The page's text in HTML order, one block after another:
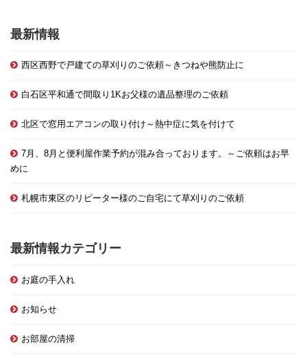
最新情報
西区西野で戸建ての草刈りのご依頼～きつねや熊防止に
白石区平和通で間取り1Kお父様の遺品整理のご依頼
北区で窓用エアコンの取り付け～熱中症に気を付けて
7月、8月と便利屋作業予約が混み合っております。～ご依頼はお早
めに
札幌市東区のリピーター様のご自宅にて草刈りのご依頼
最新情報カテゴリー
お庭の手入れ
お知らせ
お部屋の清掃